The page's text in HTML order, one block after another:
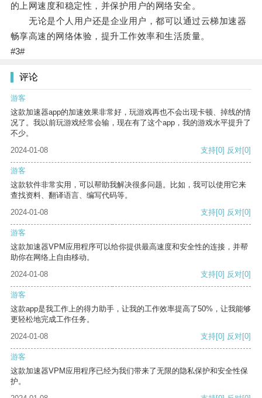
的上网速度和稳定性，并保护用户的网络安全。
无论是个人用户还是企业用户，都可以通过云梯加速器
畅享高速的网络体验，提升工作效率和生活质量。
#3#
评论
游客
这款加速器app的加速效果非常好，玩游戏再也不会出现卡顿、掉线的情
况了。我以前玩游戏经常会输，现在有了这个app，我的游戏水平提升了
不少。
2024-01-08
支持[0] 反对[0]
游客
这款软件非常实用，可以帮助我解决很多问题。比如，我可以使用它来
查找资料、翻译语言、编写代码等。
2024-01-08
支持[0] 反对[0]
游客
这款加速器VPM应用程序可以给你提供最高速度和安全性的连接，并帮
助你在网络上自由移动。
2024-01-08
支持[0] 反对[0]
游客
这款app是我工作上的得力助手，让我的工作效率提高了50%，让我能够
更轻松地完成工作任务。
2024-01-08
支持[0] 反对[0]
游客
这款加速器VPM应用程序已经为我们带来了无限的隐私保护和安全性保
护。